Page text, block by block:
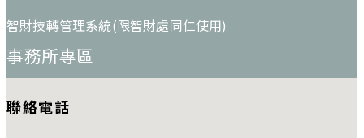
智財技轉管理系統(限智財處同仁使用)
事務所專區
聯絡電話